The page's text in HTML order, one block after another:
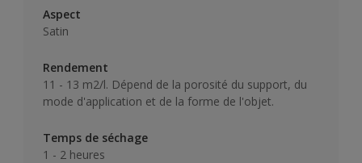
Aspect
Satin
Rendement
11 - 13 m2/l. Dépend de la porosité du support, du
mode d'application et de la forme de l'objet.
Temps de séchage
1 - 2 heures